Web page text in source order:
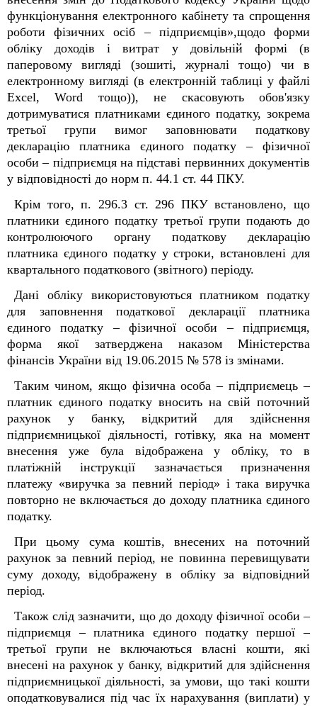
функціонування електронного кабінету та спрощення
роботи фізичних осіб – підприємців»,щодо форми
обліку доходів і витрат у довільній формі (в
паперовому вигляді (зошиті, журналі тощо) чи в
електронному вигляді (в електронній таблиці у файлі
Excel, Word тощо)), не скасовують обов'язку
дотримуватися платниками єдиного податку, зокрема
третьої групи вимог заповнювати податкову
декларацію платника єдиного податку – фізичної
особи – підприємця на підставі первинних документів
у відповідності до норм п. 44.1 ст. 44 ПКУ.
Крім того, п. 296.3 ст. 296 ПКУ встановлено, що
платники єдиного податку третьої групи подають до
контролюючого органу податкову декларацію
платника єдиного податку у строки, встановлені для
квартального податкового (звітного) періоду.
Дані обліку використовуються платником податку
для заповнення податкової декларації платника
єдиного податку – фізичної особи – підприємця,
форма якої затверджена наказом Міністерства
фінансів України від 19.06.2015 № 578 із змінами.
Таким чином, якщо фізична особа – підприємець –
платник єдиного податку вносить на свій поточний
рахунок у банку, відкритий для здійснення
підприємницької діяльності, готівку, яка на момент
внесення уже була відображена у обліку, то в
платіжній інструкції зазначається призначення
платежу «виручка за певний період» і така виручка
повторно не включається до доходу платника єдиного
податку.
При цьому сума коштів, внесених на поточний
рахунок за певний період, не повинна перевищувати
суму доходу, відображену в обліку за відповідний
період.
Також слід зазначити, що до доходу фізичної особи –
підприємця – платника єдиного податку першої –
третьої групи не включаються власні кошти, які
внесені на рахунок у банку, відкритий для здійснення
підприємницької діяльності, за умови, що такі кошти
оподатковувалися під час їх нарахування (виплати) у